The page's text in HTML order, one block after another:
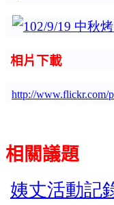
相片下載
http://www.flickr.com/
相關議題
姨丈活動記